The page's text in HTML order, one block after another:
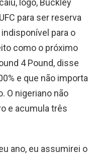
logo, Buckley
para ser reserva
para o
como o próximo
4 Pound, disse
e que não importa
O nigeriano não
e acumula três
ano, eu assumirei o